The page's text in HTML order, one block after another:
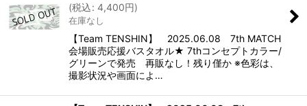
(税込: 4,400円)
在庫なし
【Team TENSHIN】 2025.06.08 7th MATCH
会場販売応援バスタオル★ 7thコンセプトカラー/
グリーンで発売 再販なし！残り僅か ※色彩は、
撮影状況や画面によ…